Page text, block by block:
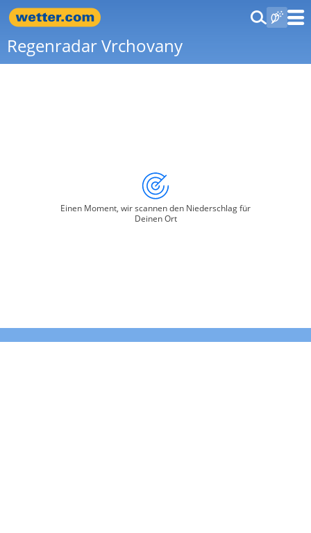
Regenradar Vrchovany
Einen Moment, wir scannen den Niederschlag für
Deinen Ort